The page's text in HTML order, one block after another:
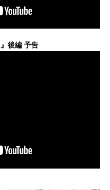
後編 予告